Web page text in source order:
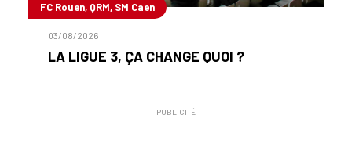
FC Rouen, QRM, SM Caen
03/08/2026
LA LIGUE 3, ÇA CHANGE QUOI ?
PUBLICITÉ